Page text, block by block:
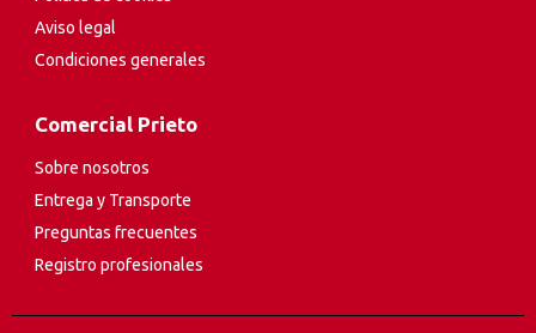
Aviso legal
Condiciones generales
Comercial Prieto
Sobre nosotros
Entrega y Transporte
Preguntas frecuentes
Registro profesionales